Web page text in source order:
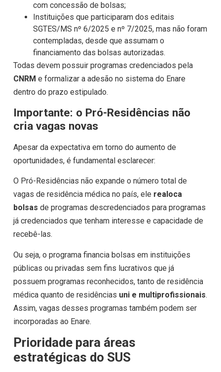
com concessão de bolsas;
Instituições que participaram dos editais
SGTES/MS nº 6/2025 e nº 7/2025, mas não foram
contempladas, desde que assumam o
financiamento das bolsas autorizadas.
Todas devem possuir programas credenciados pela
CNRM e formalizar a adesão no sistema do Enare
dentro do prazo estipulado.
Importante: o Pró-Residências não
cria vagas novas
Apesar da expectativa em torno do aumento de
oportunidades, é fundamental esclarecer:
O Pró-Residências não expande o número total de
vagas de residência médica no país, ele realoca
bolsas de programas descredenciados para programas
já credenciados que tenham interesse e capacidade de
recebê-las.
Ou seja, o programa financia bolsas em instituições
públicas ou privadas sem fins lucrativos que já
possuem programas reconhecidos, tanto de residência
médica quanto de residências uni e multiprofissionais.
Assim, vagas desses programas também podem ser
incorporadas ao Enare.
Prioridade para áreas
estratégicas do SUS